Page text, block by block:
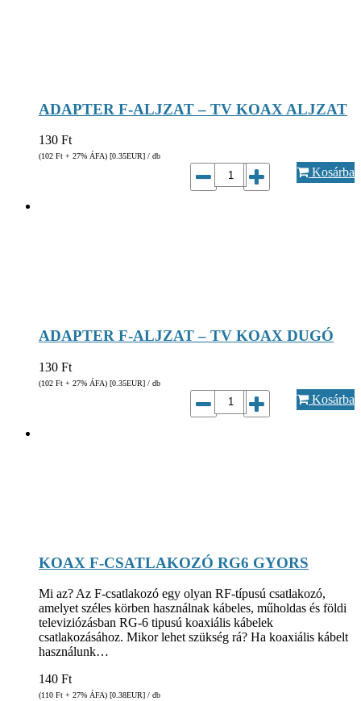
ADAPTER F-ALJZAT – TV KOAX ALJZAT
130 Ft
(102 Ft + 27% ÁFA) [0.35EUR] / db
Kosárba
ADAPTER F-ALJZAT – TV KOAX DUGÓ
130 Ft
(102 Ft + 27% ÁFA) [0.35EUR] / db
Kosárba
KOAX F-CSATLAKOZÓ RG6 GYORS
Mi az? Az F-csatlakozó egy olyan RF-típusú csatlakozó,
amelyet széles körben használnak kábeles, műholdas és földi
televiziózásban RG-6 tipusú koaxiális kábelek
csatlakozásához. Mikor lehet szükség rá? Ha koaxiális kábelt
használunk…
140 Ft
(110 Ft + 27% ÁFA) [0.38EUR] / db